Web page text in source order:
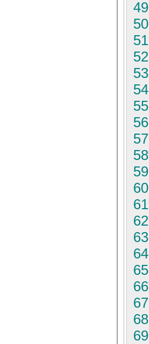
49
50
51
52
53
54
55
56
57
58
59
60
61
62
63
64
65
66
67
68
69